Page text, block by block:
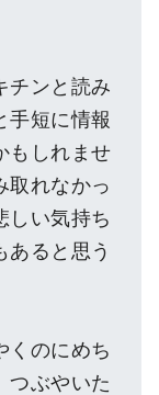
チンと読み
手短に情報
もしれませ
取れなかっ
しい気持ち
あると思う
くのにめち
つぶやいた